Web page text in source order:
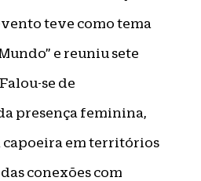
teve como tema
e reuniu sete
se de
presença feminina,
capoeira em territórios
conexões com